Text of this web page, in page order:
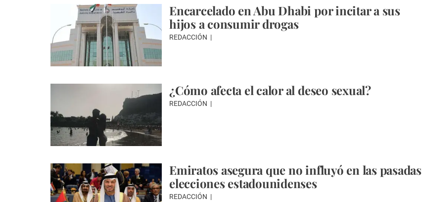
Encarcelado en Abu Dhabi por incitar a sus
hijos a consumir drogas
REDACCIÓN
¿Cómo afecta el calor al deseo sexual?
REDACCIÓN
Emiratos asegura que no influyó en las pasadas
elecciones estadounidenses
REDACCIÓN